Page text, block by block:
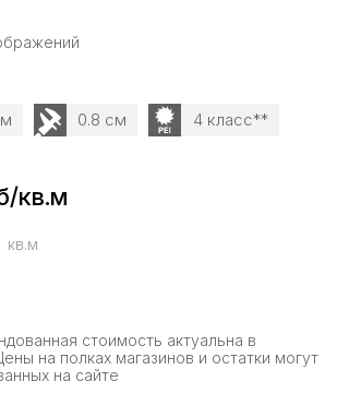
0.8 см 4 класс**
кв.м
кв.м
стоимость актуальна в
на полках магазинов и остатки могут
на сайте